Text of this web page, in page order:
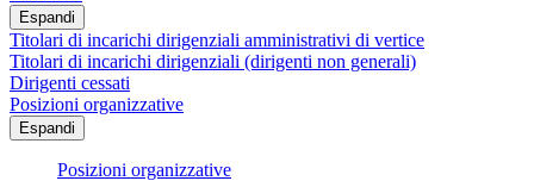
Espandi
Titolari di incarichi dirigenziali amministrativi di vertice
Titolari di incarichi dirigenziali (dirigenti non generali)
Dirigenti cessati
Posizioni organizzative
Espandi
Posizioni organizzative